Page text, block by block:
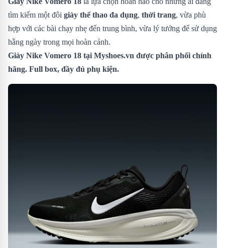
tìm kiếm một đôi giày thể thao đa dụng, thời trang, vừa phù
hợp với các bài chạy nhẹ đến trung bình, vừa lý tưởng để sử dụng
hằng ngày trong mọi hoàn cảnh.
Giày Nike Vomero 18 tại Myshoes.vn được phân phối chính
hãng. Full box, đầy đủ phụ kiện.